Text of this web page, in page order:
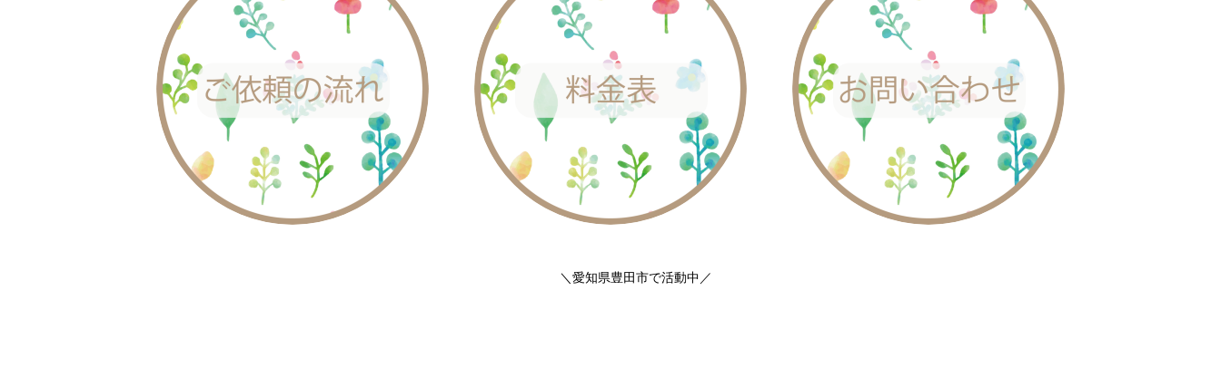
＼愛知県豊田市で活動中／